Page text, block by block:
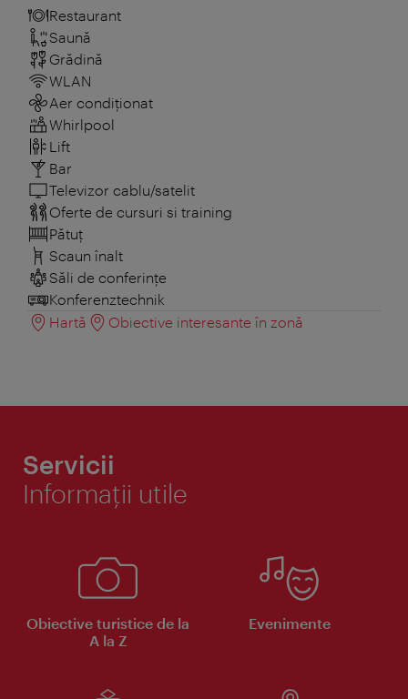
Restaurant
Saună
Grădină
WLAN
Aer condiționat
Whirlpool
Lift
Bar
Televizor cablu/satelit
Oferte de cursuri si training
Pătuţ
Scaun înalt
Săli de conferințe
Konferenztechnik
Hartă
Obiective interesante în zonă
Servicii
Informaţii utile
Obiective turistice de la
A la Z
Evenimente